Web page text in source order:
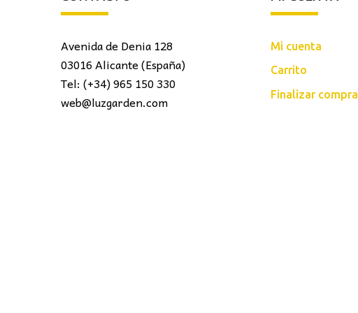
Avenida de Denia 128
03016 Alicante (España)
Tel: (+34) 965 150 330
web@luzgarden.com
Mi cuenta
Carrito
Finalizar compra